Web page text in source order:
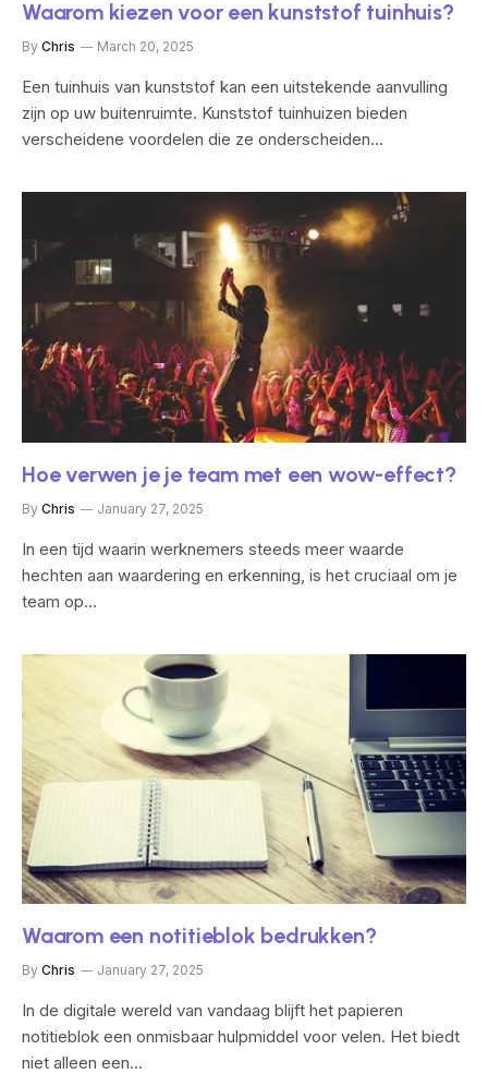
Waarom kiezen voor een kunststof tuinhuis?
By Chris March 20, 2025
Een tuinhuis van kunststof kan een uitstekende aanvulling
zijn op uw buitenruimte. Kunststof tuinhuizen bieden
verscheidene voordelen die ze onderscheiden…
Hoe verwen je je team met een wow-effect?
By Chris January 27, 2025
In een tijd waarin werknemers steeds meer waarde
hechten aan waardering en erkenning, is het cruciaal om je
team op…
Waarom een notitieblok bedrukken?
By Chris January 27, 2025
In de digitale wereld van vandaag blijft het papieren
notitieblok een onmisbaar hulpmiddel voor velen. Het biedt
niet alleen een…